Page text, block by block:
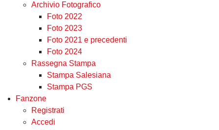
Archivio Fotografico
Foto 2022
Foto 2023
Foto 2021 e precedenti
Foto 2024
Rassegna Stampa
Stampa Salesiana
Stampa PGS
Fanzone
Registrati
Accedi